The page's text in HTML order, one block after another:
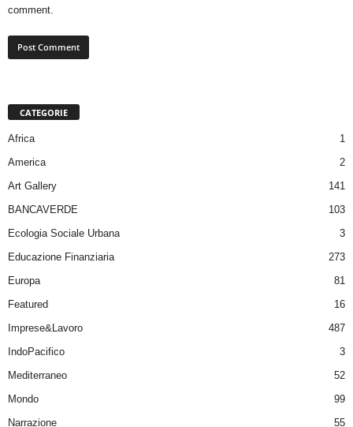
comment.
CATEGORIE
Africa
1
America
2
Art Gallery
141
BANCAVERDE
103
Ecologia Sociale Urbana
3
Educazione Finanziaria
273
Europa
81
Featured
16
Imprese&Lavoro
487
IndoPacifico
3
Mediterraneo
52
Mondo
99
Narrazione
55